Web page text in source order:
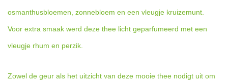
osmanthusbloemen, zonnebloem en een vleugje kruizemunt.
Voor extra smaak werd deze thee licht geparfumeerd met een
vleugje rhum en perzik.
Zowel de geur als het uitzicht van deze mooie thee nodigt uit om